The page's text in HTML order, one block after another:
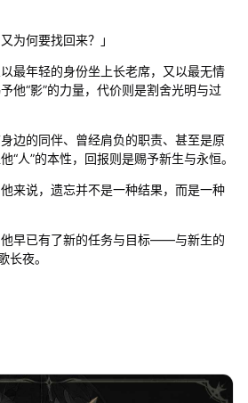
为何要找回来？」
最年轻的身份坐上长老席，又以最无情
他“影”的力量，代价则是割舍光明与过
边的同伴、曾经肩负的职责、甚至是原
“人”的本性，回报则是赐予新生与永恒。
来说，遗忘并不是一种结果，而是一种
他早已有了新的任务与目标——与新生的
长夜。